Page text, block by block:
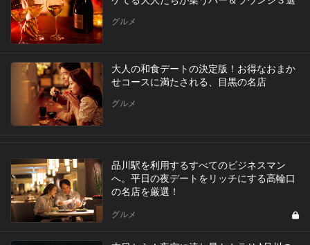
グルメ
大人の和食デートの決定版！お得なおまか
せコースに満たされる、目黒の名店
グルメ
品川駅を利用するすべてのビジネスマン
へ。平日の夜デートをリッチにする高輪口
の名店を厳選！
グルメ